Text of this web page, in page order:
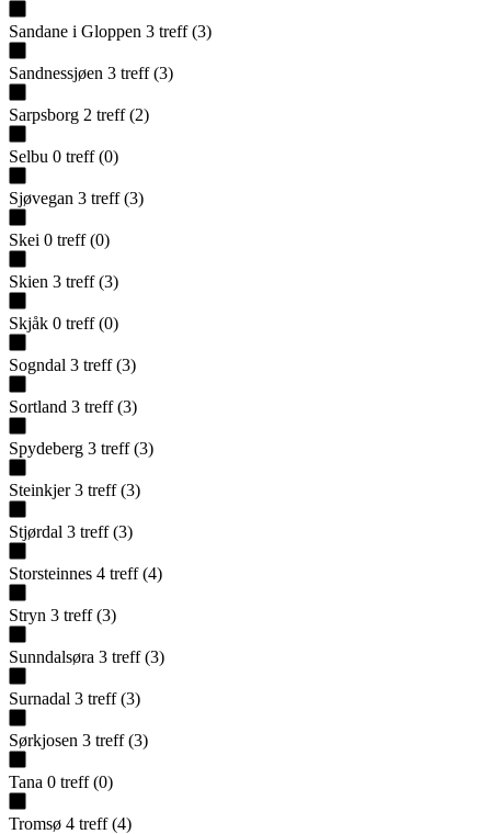
Sandane i Gloppen 3 treff (3)
Sandnessjøen 3 treff (3)
Sarpsborg 2 treff (2)
Selbu 0 treff (0)
Sjøvegan 3 treff (3)
Skei 0 treff (0)
Skien 3 treff (3)
Skjåk 0 treff (0)
Sogndal 3 treff (3)
Sortland 3 treff (3)
Spydeberg 3 treff (3)
Steinkjer 3 treff (3)
Stjørdal 3 treff (3)
Storsteinnes 4 treff (4)
Stryn 3 treff (3)
Sunndalsøra 3 treff (3)
Surnadal 3 treff (3)
Sørkjosen 3 treff (3)
Tana 0 treff (0)
Tromsø 4 treff (4)